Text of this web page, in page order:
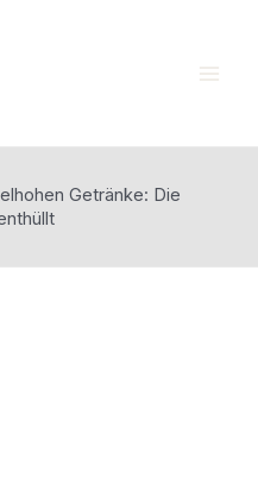
Getränke: Die